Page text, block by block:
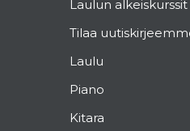
Laulun alkeiskurssit
Tilaa
Laulu
Piano
Kitara